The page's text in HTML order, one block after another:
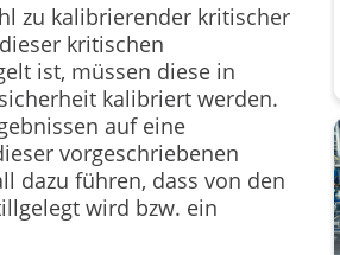
zu kalibrierender kritischer
kritischen
ist, müssen diese in
kalibriert werden.
auf eine
vorgeschriebenen
dazu führen, dass von den
wird bzw. ein